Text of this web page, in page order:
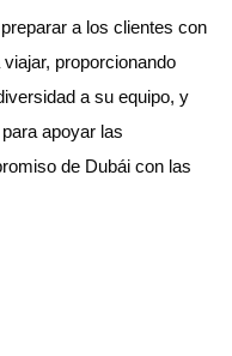
a los clientes con
proporcionando
a su equipo, y
apoyar las
de Dubái con las